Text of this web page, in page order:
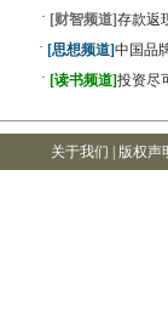
· [财智频道]存款返
· [思想频道]中国品
· [读书频道]投资尽